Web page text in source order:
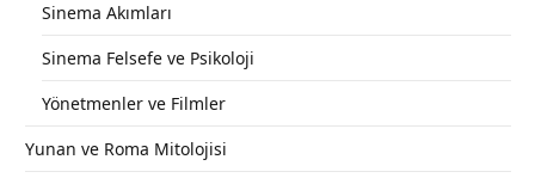
Sinema Akımları
Sinema Felsefe ve Psikoloji
Yönetmenler ve Filmler
Yunan ve Roma Mitolojisi